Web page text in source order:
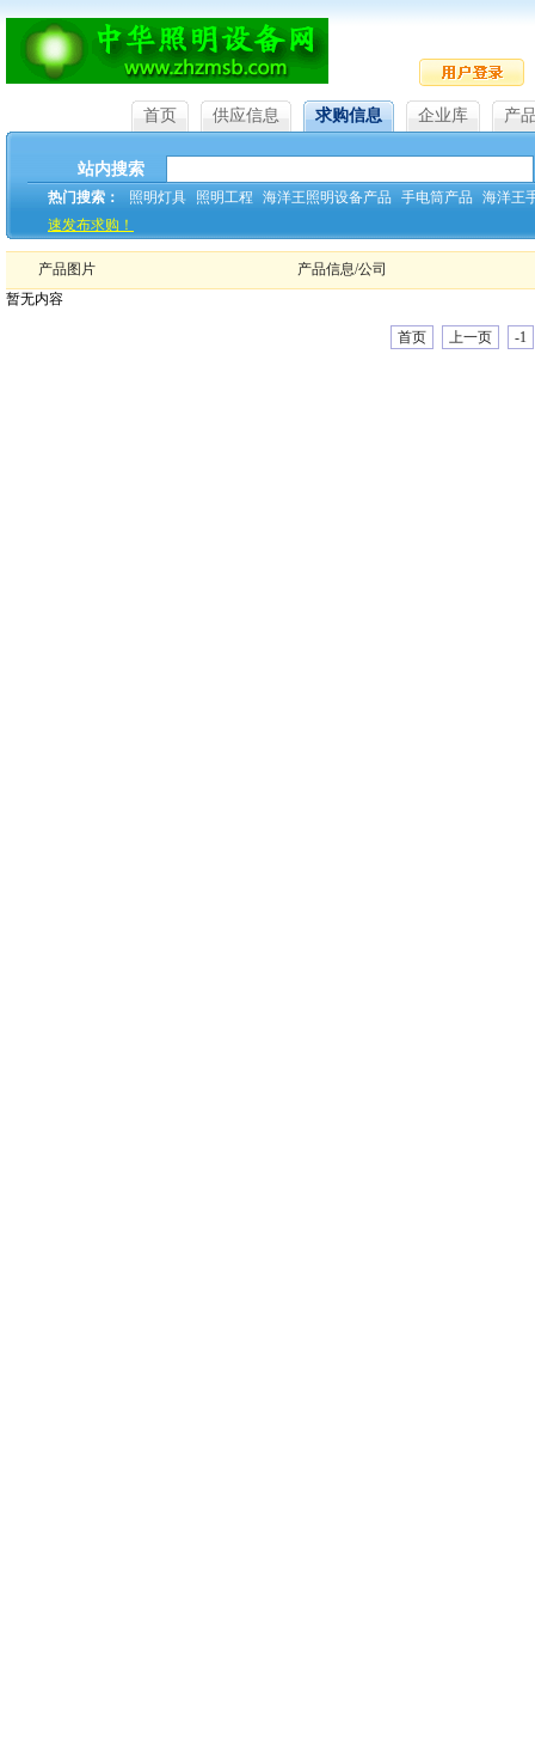
首页 供应信息 求购信息 企业库 产
站内搜索
热门搜索： 照明灯具 照明工程 海洋王照明设备产品 手电筒产品
海洋王
速发布求购！
产品图片
产品信息/公司
暂无内容
首页 上一页 -1